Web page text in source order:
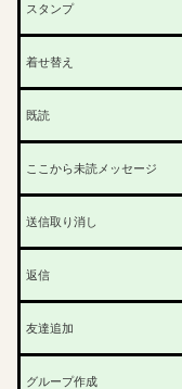
スタンプ
着せ替え
既読
ここから未読メッセージ
送信取り消し
返信
友達追加
グループ作成